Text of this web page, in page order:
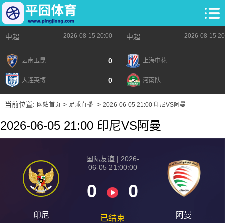
中超 2026-08-15 20:00
云南玉昆 0
大连英博 0
中超 2026-08-15
上海申花
河南队
当前位置: 网站首页> 足球直播> 2026-06-05 21:00 印尼VS阿曼
2026-06-05 21:00 印尼VS阿曼
印尼
国际友谊 | 2026-
06-05 21:00:00
0 0
已结束 阿曼